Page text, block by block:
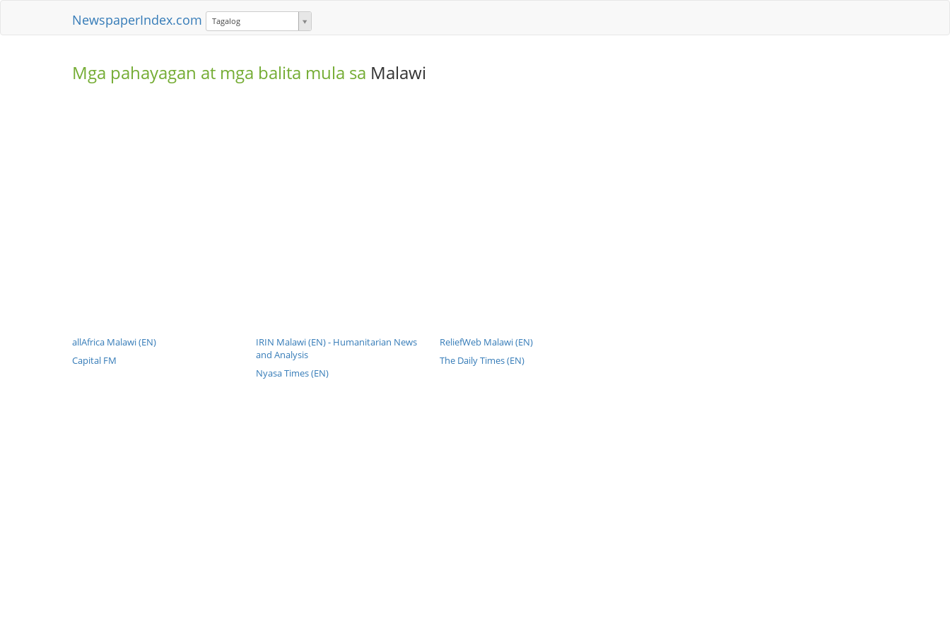
NewspaperIndex.com Tagalog
Mga pahayagan at mga balita mula sa Malawi
allAfrica Malawi (EN)
Capital FM
IRIN Malawi (EN) - Humanitarian News
and Analysis
Nyasa Times (EN)
ReliefWeb Malawi (EN)
The Daily Times (EN)